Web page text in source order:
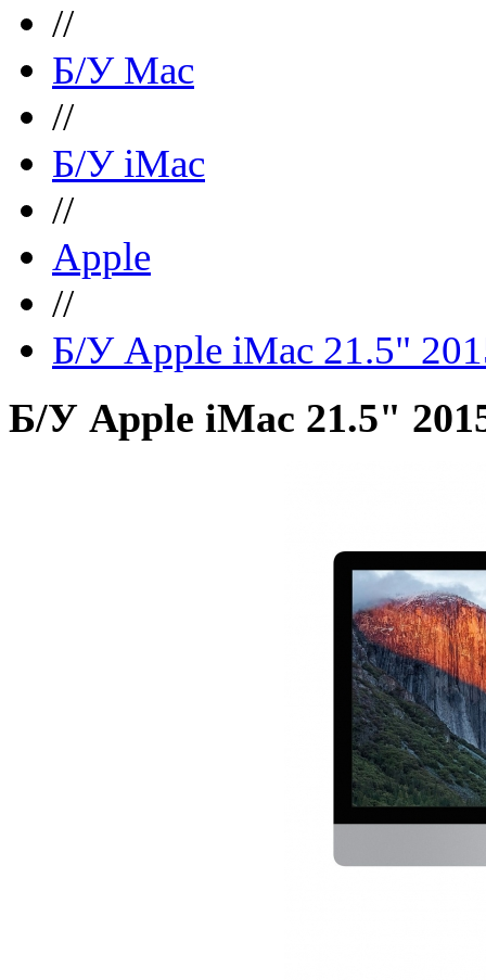
//
Б/У Mac
//
Б/У iMac
//
Apple
//
Б/У Apple iMac 21.5"
Б/У Apple iMac 21.5"